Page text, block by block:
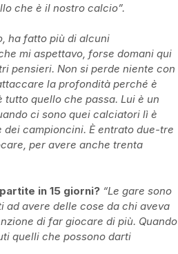
che è il nostro calcio”.
ha fatto più di alcuni
mi aspettavo, forse domani qui
pensieri. Non si perde niente con
la profondità perché è
quello che passa. Lui è un
ci sono quei calciatori lì è
campioncini. È entrato due-tre
per avere anche trenta
in 15 giorni? “Le gare sono
avere delle cose da chi aveva
di far giocare di più. Quando
quelli che possono darti